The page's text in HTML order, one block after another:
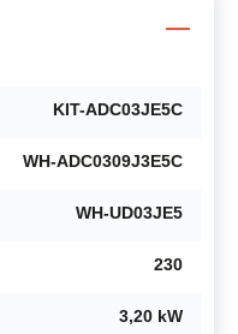
KIT-ADC03JE5C
WH-ADC0309J3E5C
WH-UD03JE5
230
3,20 kW